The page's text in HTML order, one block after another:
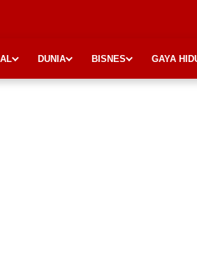
DUNIA BISNES GAYA